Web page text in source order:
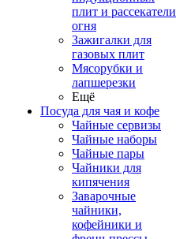
плит и рассекатели
огня
Зажигалки для
газовых плит
Мясорубки и
лапшерезки
Ещё
Посуда для чая и кофе
Чайные сервизы
Чайные наборы
Чайные пары
Чайники для
кипячения
Заварочные
чайники,
кофейники и